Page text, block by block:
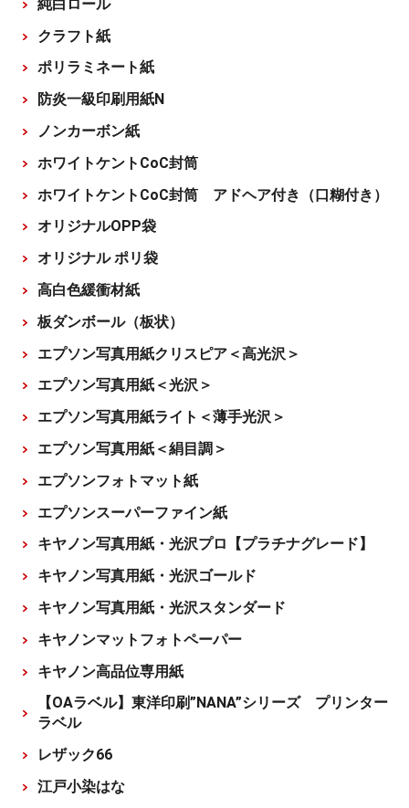
純白ロール
クラフト紙
ポリラミネート紙
防炎一級印刷用紙N
ノンカーボン紙
ホワイトケントCoC封筒
ホワイトケントCoC封筒 アドヘア付き（口糊付き）
オリジナルOPP袋
オリジナル ポリ袋
高白色緩衝材紙
板ダンボール（板状）
エプソン写真用紙クリスピア＜高光沢＞
エプソン写真用紙＜光沢＞
エプソン写真用紙ライト＜薄手光沢＞
エプソン写真用紙＜絹目調＞
エプソンフォトマット紙
エプソンスーパーファイン紙
キヤノン写真用紙・光沢プロ【プラチナグレード】
キヤノン写真用紙・光沢ゴールド
キヤノン写真用紙・光沢スタンダード
キヤノンマットフォトペーパー
キヤノン高品位専用紙
【OAラベル】東洋印刷”NANA”シリーズ プリンター
ラベル
レザック66
江戸小染はな